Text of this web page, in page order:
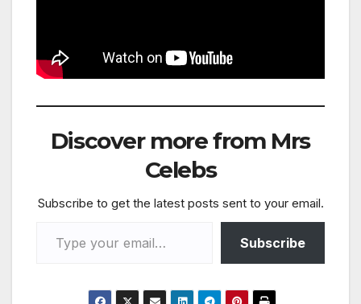
Discover more from Mrs
Celebs
Subscribe to get the latest posts sent to your email.
Subscribe